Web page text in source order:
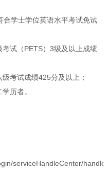
合学士学位英语水平考试免试
试（PETS）3级及以上成绩
考试成绩425分及以上；
历者。
serviceHandleCenter/